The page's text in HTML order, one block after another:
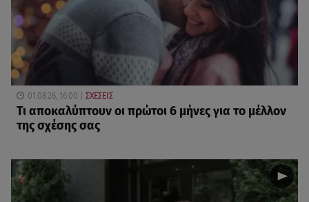
01.08.26, 16:00 ΣΧΕΣΕΙΣ
Τι αποκαλύπτουν οι πρώτοι 6 μήνες για το μέλλον
της σχέσης σας